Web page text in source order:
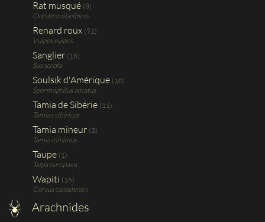
Rat musqué (8)
Ondatra zibethicus
Renard roux (91)
Vulpes vulpes
Sanglier (16)
Sus scrofa
Soulsik d'Amérique (10)
Spermophilus amatus
Tamia de Sibérie (11)
Tamias sibiricus
Tamia mineur (3)
Tamia minimus
Taupe (1)
Talpa europaea
Wapiti (16)
Cervus canadensis
Arachnides